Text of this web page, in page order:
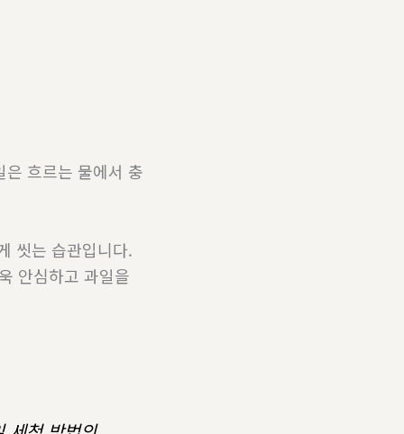
흐르는 물에서 충
씻는 습관입니다.
안심하고 과일을